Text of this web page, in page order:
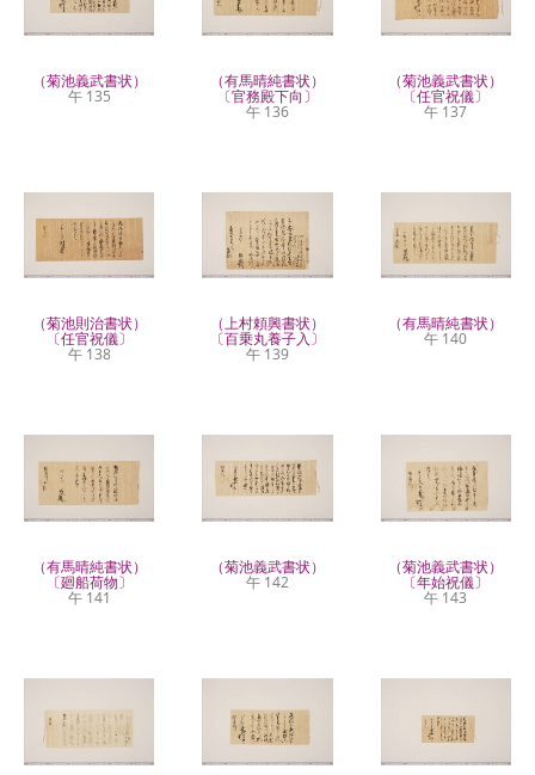
（菊池義武書状）
午 135
（有馬晴純書状）
〔官務殿下向〕
午 136
（菊池義武書状）
〔任官祝儀〕
午 137
（菊池則治書状）
〔任官祝儀〕
午 138
（上村頼興書状）
〔百乗丸養子入〕
午 139
（有馬晴純書状）
午 140
（有馬晴純書状）
〔廻船荷物〕
午 141
（菊池義武書状）
午 142
（菊池義武書状）
〔年始祝儀〕
午 143